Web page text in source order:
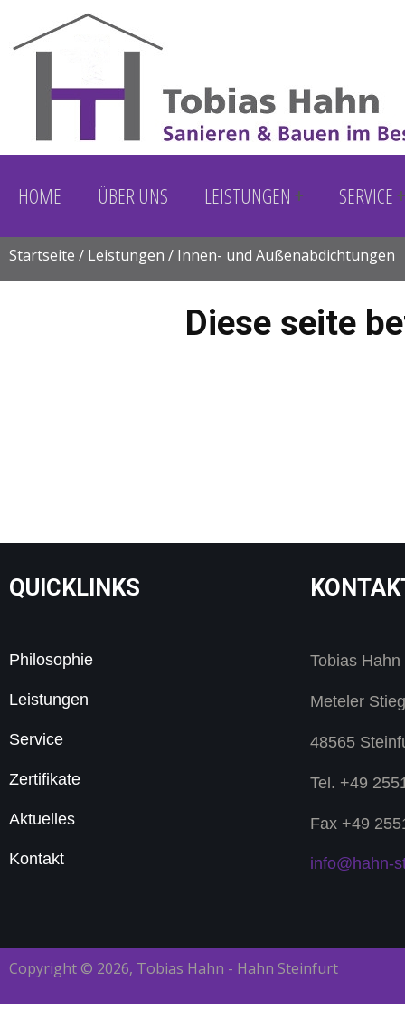
HOME ÜBER UNS LEISTUNGEN SERVICE
Sie sind hier
Startseite / Leistungen / Innen- und Außenabdichtungen
Diese seite
QUICKLINKS
Philosophie
Leistungen
Service
Zertifikate
Aktuelles
Kontakt
Tobias Hahn
Meteler
48565
Tel. +49
Fax +49
info@hahn-
Copyright © 2026, Tobias Hahn - Hahn Steinfurt